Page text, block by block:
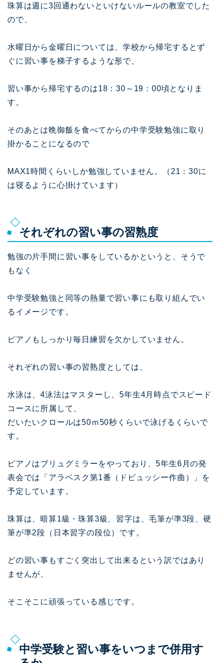
珠算は週に3回通わないといけないルールの教室でした
ので、
水曜日から金曜日については、学校から帰宅するとず
ぐに習い事を梯子するような形で、
習い事から帰宅するのは18：30～19：00頃となりま
す。
そのあとは晩御飯を食べてからの中学受験勉強に取り
掛かることになるので
MAX1時間くらいしか勉強していません。（21：30に
は寝るように心掛けています）
それぞれの習い事の習熟度
勉強の片手間に習い事をしているかというと、そうで
もなく
中学受験勉強と同等の熱量で習い事にも取り組んでい
るイメージです。
ピアノもしっかり毎日練習を欠かしていません。
それぞれの習い事の習熟度としては、
水泳は、4泳法はマスターし、5年生4月時点でスピード
コースに所属して、
だいたいクロールは50ｍ50秒くらいで泳げるくらいで
す。
ピアノはブリュグミラーをやっており、5年生6月の発
表会では「アラベスク第1番（ドビュッシー作曲）」を
予定しています。
珠算は、暗算1級・珠算3級、習字は、毛筆が準3段、硬
筆が準2段（日本習字の段位）です。
どの習い事もすごく突出して出来るという訳ではあり
ませんが、
そこそこに頑張っている感じです。
中学受験と習い事をいつまで併用す